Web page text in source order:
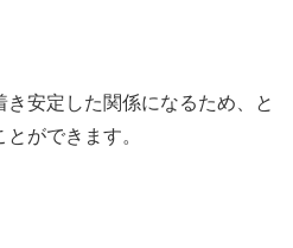
安定した関係になるため、と
ができます。